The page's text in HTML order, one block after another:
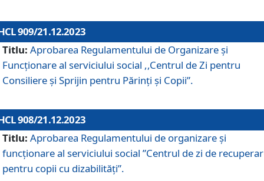
909/21.12.2023
Titlu: Aprobarea Regulamentului de Organizare și
Funcționare al serviciului social ,,Centrul de Zi pentru
Consiliere şi Sprijin pentru Părinţi şi Copii”.
908/21.12.2023
Titlu: Aprobarea Regulamentului de organizare şi
funcţionare al serviciului social ”Centrul de zi de
pentru copii cu dizabilități”.